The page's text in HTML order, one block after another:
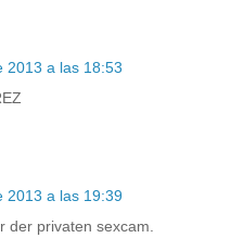
2013 a las 18:53
2013 a las 19:39
der privaten sexcam.